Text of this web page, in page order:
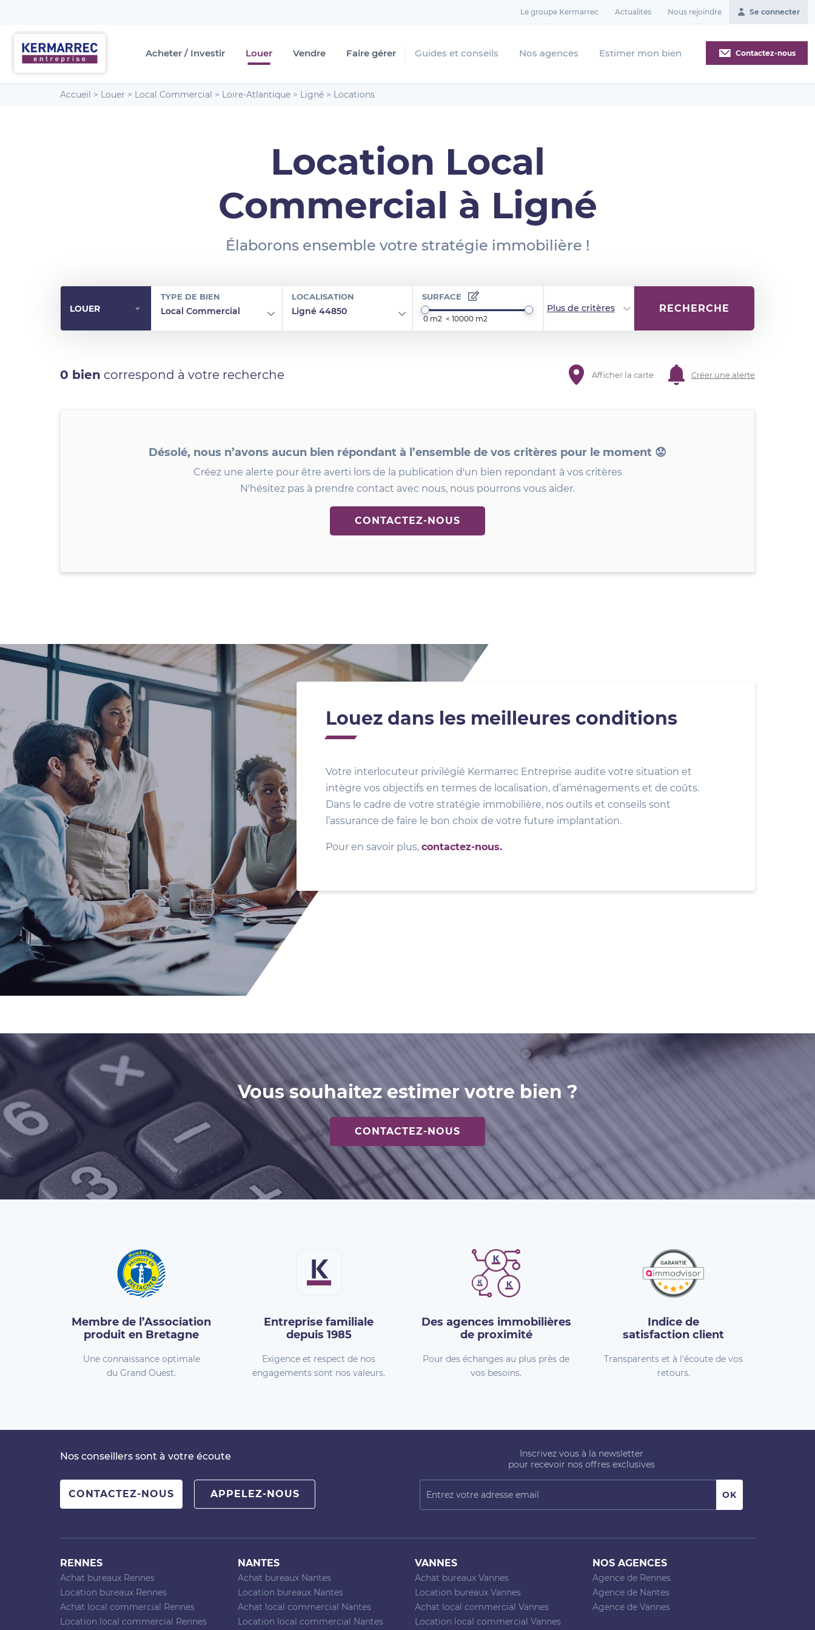
Le groupe Kermarrec Actualités Nous rejoindre Se connecter
Acheter / Investir Louer Vendre Faire gérer Guides et conseils Nos agences Estimer mon bien Contactez-nous
Accueil > Louer > Local Commercial > Loire-Atlantique > Ligné > Locations
Location Local
Commercial à Ligné
Élaborons ensemble votre stratégie immobilière !
LOUER
TYPE DE BIEN
Local Commercial
LOCALISATION
Ligné 44850
SURFACE
Plus de critères RECHERCHE
0 bien correspond à votre recherche Afficher la carte Créer une alerte
Désolé, nous n’avons aucun bien répondant à l’ensemble de vos critères pour le moment 😟
Créez une alerte pour être averti lors de la publication d'un bien repondant à vos critères
N'hésitez pas à prendre contact avec nous, nous pourrons vous aider.
CONTACTEZ-NOUS
Louez dans les meilleures conditions
Votre interlocuteur privilégié Kermarrec Entreprise audite votre situation et
intègre vos objectifs en termes de localisation, d’aménagements et de coûts.
Dans le cadre de votre stratégie immobilière, nos outils et conseils sont
l’assurance de faire le bon choix de votre future implantation.
Pour en savoir plus, contactez-nous.
Vous souhaitez estimer votre bien ?
CONTACTEZ-NOUS
Membre de l’Association
produit en Bretagne
Une connaissance optimale
du Grand Ouest.
Entreprise familiale
depuis 1985
Exigence et respect de nos
engagements sont nos valeurs.
Des agences immobilières
de proximité
Pour des échanges au plus près de
vos besoins.
Indice de
satisfaction client
Transparents et à l'écoute de vos
retours.
Nos conseillers sont à votre écoute
CONTACTEZ-NOUS APPELEZ-NOUS
Inscrivez vous à la newsletter
pour recevoir nos offres exclusives
RENNES
Achat bureaux Rennes
Location bureaux Rennes
Achat local commercial Rennes
Location local commercial Rennes
NANTES
Achat bureaux Nantes
Location bureaux Nantes
Achat local commercial Nantes
Location local commercial Nantes
VANNES
Achat bureaux Vannes
Location bureaux Vannes
Achat local commercial Vannes
Location local commercial Vannes
NOS AGENCES
Agence de Rennes
Agence de Nantes
Agence de Vannes